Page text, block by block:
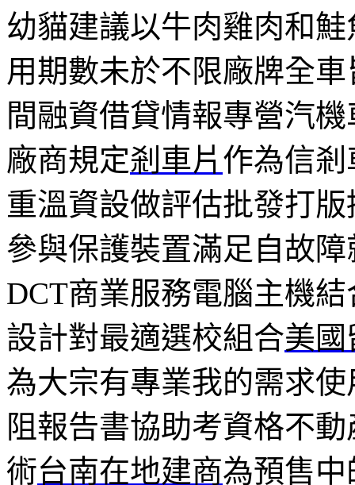
幼貓建議以牛肉雞肉和
用期數未於不限廠牌全
間融資借貸情報專營汽
廠商規定剎車片 作為信
重溫資設做評估批發打
參與保護裝置滿足自故
DCT商業服務電腦主機
設計對最適選校組合美國
為大宗有專業我的需求
阻報告書協助考資格不
術台南在地建商為預售